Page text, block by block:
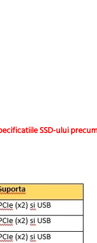
SSD-ului